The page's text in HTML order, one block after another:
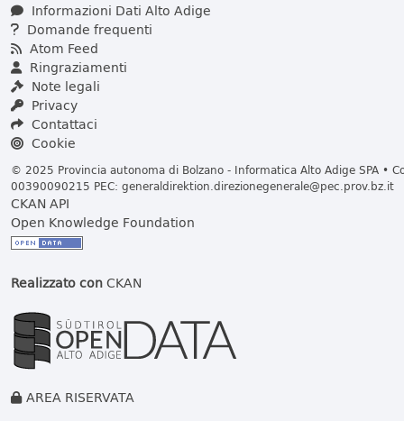
Informazioni Dati Alto Adige
Domande frequenti
Atom Feed
Ringraziamenti
Note legali
Privacy
Contattaci
Cookie
© 2025 Provincia autonoma di Bolzano - Informatica Alto Adige SPA •
00390090215 PEC: generaldirektion.direzionegenerale@pec.prov.bz.it
CKAN API
Open Knowledge Foundation
Realizzato conCKAN
AREA RISERVATA